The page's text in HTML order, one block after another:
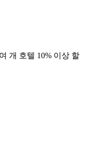
개 호텔 10% 이상 할